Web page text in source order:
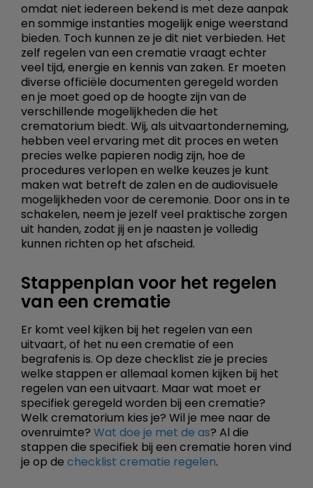
omdat niet iedereen bekend is met deze aanpak
en sommige instanties mogelijk enige weerstand
bieden. Toch kunnen ze je dit niet verbieden. Het
zelf regelen van een crematie vraagt echter
veel tijd, energie en kennis van zaken. Er moeten
diverse officiële documenten geregeld worden
en je moet goed op de hoogte zijn van de
verschillende mogelijkheden die het
crematorium biedt. Wij, als uitvaartonderneming,
hebben veel ervaring met dit proces en weten
precies welke papieren nodig zijn, hoe de
procedures verlopen en welke keuzes je kunt
maken wat betreft de zalen en de audiovisuele
mogelijkheden voor de ceremonie. Door ons in te
schakelen, neem je jezelf veel praktische zorgen
uit handen, zodat jij en je naasten je volledig
kunnen richten op het afscheid.
Stappenplan voor het regelen
van een crematie
Er komt veel kijken bij het regelen van een
uitvaart, of het nu een crematie of een
begrafenis is. Op deze checklist zie je precies
welke stappen er allemaal komen kijken bij het
regelen van een uitvaart. Maar wat moet er
specifiek geregeld worden bij een crematie?
Welk crematorium kies je? Wil je mee naar de
ovenruimte? Wat doe je met de as? Al die
stappen die specifiek bij een crematie horen vind
je op de checklist crematie regelen.